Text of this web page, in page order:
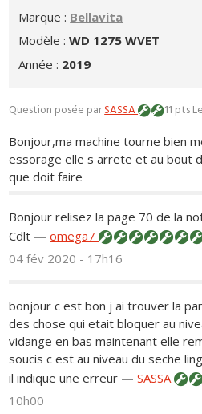
Marque : Bellavita
Modèle :WD 1275 WVET
Année : 2019
Question posée parSASSA 11 pts
Bonjour,ma machine tourne bien
essorage elle s arrete et au bout
que doit faire
Bonjour relisez la page 70 de la
Cdlt —omega7
04 fév 2020 - 17h16
bonjour c est bon j ai trouver la
des chose qui etait bloquer au
vidange en bas maintenant elle
soucis c est au niveau du seche
il indique une erreur —SASSA
10h00